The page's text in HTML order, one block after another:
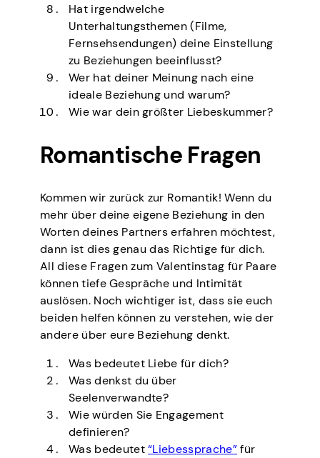
Hat irgendwelche
Unterhaltungsthemen (Filme,
Fernsehsendungen) deine Einstellung
zu Beziehungen beeinflusst?
Wer hat deiner Meinung nach eine
ideale Beziehung und warum?
Wie war dein größter Liebeskummer?
Romantische Fragen
Kommen wir zurück zur Romantik! Wenn du
mehr über deine eigene Beziehung in den
Worten deines Partners erfahren möchtest,
dann ist dies genau das Richtige für dich.
All diese Fragen zum Valentinstag für Paare
können tiefe Gespräche und Intimität
auslösen. Noch wichtiger ist, dass sie euch
beiden helfen können zu verstehen, wie der
andere über eure Beziehung denkt.
Was bedeutet Liebe für dich?
Was denkst du über
Seelenverwandte?
Wie würden Sie Engagement
definieren?
Was bedeutet“Liebessprache”für